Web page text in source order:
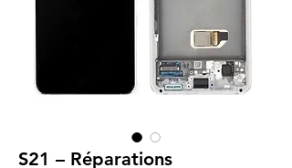
S21 – Réparations